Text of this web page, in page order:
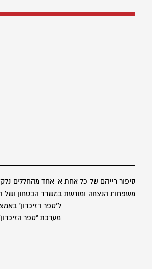
סיפור חייהם של כל אחת או אחד מהחללים
משפחות הנצחה ומורשת במשרד הבטחון ושל
ל"ספר הזיכרון"
מערכת "ספר